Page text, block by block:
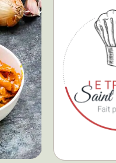
Chaque
préparés
découvrir
plats dans